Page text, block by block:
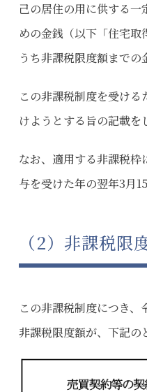
己の居住の用に供する
めの金銭（以下「住宅
うち非課税限度額までの
この非課税制度を受け
けようとする旨の記載を
なお、適用する非課税
与を受けた年の翌年3月
（2）非課税限
この非課税制度につき
非課税限度額が、下記の